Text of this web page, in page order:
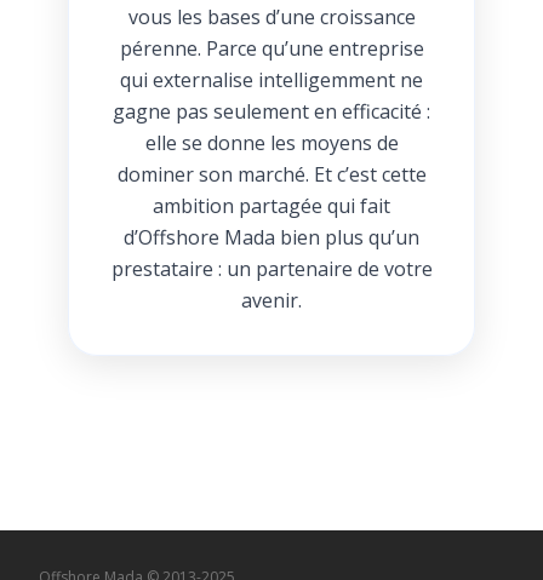
vous les bases d’une croissance
pérenne. Parce qu’une entreprise
qui externalise intelligemment ne
gagne pas seulement en efficacité :
elle se donne les moyens de
dominer son marché. Et c’est cette
ambition partagée qui fait
d’Offshore Mada bien plus qu’un
prestataire : un partenaire de votre
avenir.